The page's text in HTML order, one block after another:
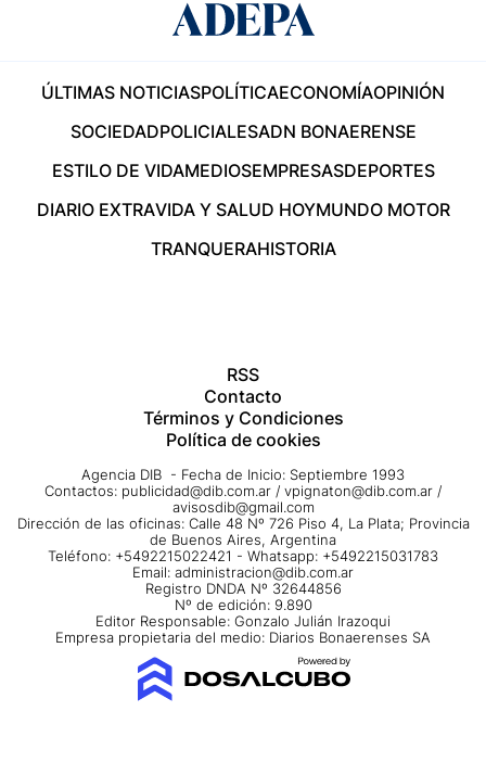
ÚLTIMAS NOTICIASPOLÍTICAECONOMÍAOPINIÓN
SOCIEDADPOLICIALESADN BONAERENSE
ESTILO DE VIDAMEDIOSEMPRESASDEPORTES
DIARIO EXTRAVIDA Y SALUD HOYMUNDO MOTOR
TRANQUERAHISTORIA
RSS
Contacto
Términos y Condiciones
Política de cookies
Agencia DIB - Fecha de Inicio: Septiembre 1993
Contactos: publicidad@dib.com.ar / vpignaton@dib.com.ar /
avisosdib@gmail.com
Dirección de las oficinas: Calle 48 Nº 726 Piso 4, La Plata; Provincia
de Buenos Aires, Argentina
Teléfono: +5492215022421 - Whatsapp: +5492215031783
Email: administracion@dib.com.ar
Registro DNDA Nº 32644856
Nº de edición: 9.890
Editor Responsable: Gonzalo Julián Irazoqui
Empresa propietaria del medio: Diarios Bonaerenses SA